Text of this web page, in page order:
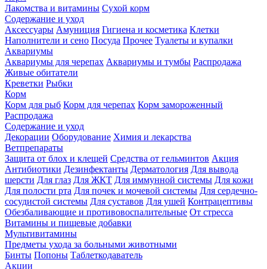
Лакомства и витамины Сухой корм
Содержание и уход
Аксессуары Амуниция Гигиена и косметика Клетки
Наполнители и сено Посуда Прочее Туалеты и купалки
Аквариумы
Аквариумы для черепах Аквариумы и тумбы Распродажа
Живые обитатели
Креветки Рыбки
Корм
Корм для рыб Корм для черепах Корм замороженный
Распродажа
Содержание и уход
Декорации Оборудование Химия и лекарства
Ветпрепараты
Защита от блох и клещей Средства от гельминтов Акция
Антибиотики Дезинфектанты Дерматология Для вывода
шерсти Для глаз Для ЖКТ Для иммунной системы Для кожи
Для полости рта Для почек и мочевой системы Для сердечно-
сосудистой системы Для суставов Для ушей Контрацептивы
Обезбаливающие и противовоспалительные От стресса
Витамины и пищевые добавки
Мультивитамины
Предметы ухода за больными животными
Бинты Попоны Таблеткодаватель
Акции